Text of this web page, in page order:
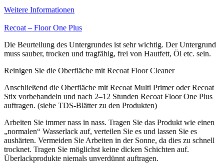
Weitere Informationen
Recoat – Floor One Plus
Die Beurteilung des Untergrundes ist sehr wichtig. Der Untergrund
muss sauber, trocken und tragfähig, frei von Hautfett, Öl etc. sein.
Reinigen Sie die Oberfläche mit Recoat Floor Cleaner
Anschließend die Oberfläche mit Recoat Multi Primer oder Recoat
Stix vorbehandeln und nach 2–12 Stunden Recoat Floor One Plus
auftragen. (siehe TDS-Blätter zu den Produkten)
Arbeiten Sie immer nass in nass. Tragen Sie das Produkt wie einen
„normalen“ Wasserlack auf, verteilen Sie es und lassen Sie es
aushärten. Vermeiden Sie Arbeiten in der Sonne, da dies zu schnell
trocknet. Tragen Sie möglichst keine dicken Schichten auf.
Überlackprodukte niemals unverdünnt auftragen.